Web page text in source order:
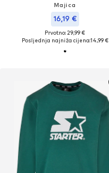
Majica
16,19 €
Prvotno: 29,99 €
Posljednja najniža cijena:14,99 €